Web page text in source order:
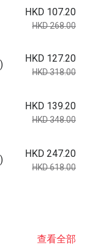
HKD 107.20
HKD 268.00
HKD 127.20
HKD 318.00
HKD 139.20
HKD 348.00
HKD 247.20
HKD 618.00
查看全部